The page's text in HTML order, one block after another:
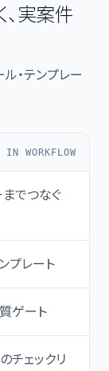
、実案件
・テンプレー
IN WORKFLOW
までつなぐ
プレート
ゲート
チェックリ